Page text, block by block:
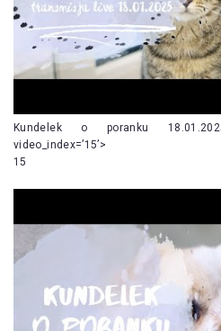
Kundelek o poranku
video_index=’15’>
15